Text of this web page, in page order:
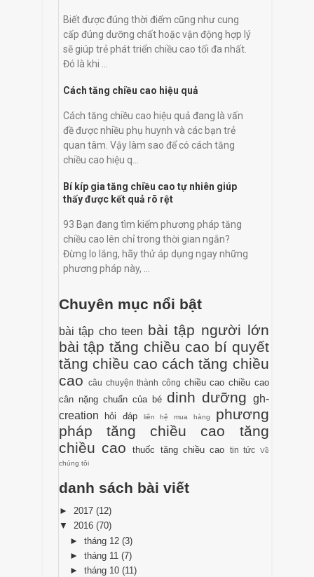
Biết được đúng thời điểm cũng như cung
cấp đúng dưỡng chất hoặc vận động hợp lý
sẽ giúp trẻ phát triển chiều cao tối đa nhất.
Đó là khi ...
Cách tăng chiều cao hiệu quả
Cách tăng chiều cao hiệu quả đang là vấn
đề được nhiều phụ huynh và các bạn trẻ
quan tâm. Vậy làm sao để có cách tăng
chiều cao hiệu q...
Bí kíp gia tăng chiều cao tự nhiên giúp
thấy được kết quả rõ rệt
93 Bạn đang tìm kiếm phương pháp tăng
chiều cao lên chỉ trong thời gian ngắn?
Đừng lo lắng, hãy thử áp dụng ngay những
phương pháp này, ...
Chuyên mục nổi bật
bài tập cho teen bài tập người lớn
bài tập tăng chiều cao bí quyết
tăng chiều cao cách tăng chiều
cao
câu chuyện thành công chiều cao chiều cao
cân nặng chuẩn của bé dinh dưỡng gh-
creation
hỏi đáp liên hệ mua hàng
phương
pháp tăng chiều cao
tăng
chiều cao
thuốc tăng chiều cao tin tức
Về
chúng tôi
danh sách bài viết
► 2017 (12)
▼ 2016 (70)
►tháng 12(3)
►tháng 11(7)
►tháng 10(11)